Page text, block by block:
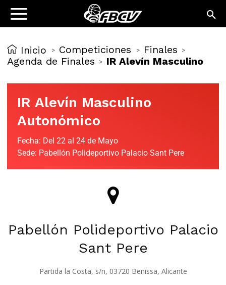
Inicio > Competiciones > Finales >
Agenda de Finales > IR Alevín Masculino
IR Alevín Masculino
Autonómico
Fecha: Del 22 al 24 de Mayo
Sede: Pabellón Polideportivo Palacio Sant Pere
Pabellón Polideportivo Palacio
Sant Pere
Partida la Costa, s/n, 03720 Benissa, Alicante